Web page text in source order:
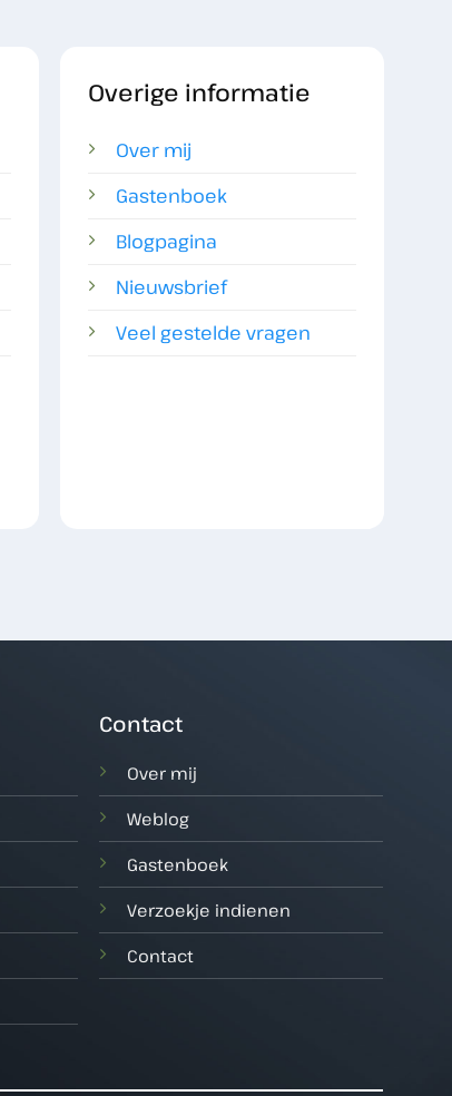
Overige informatie
Over mij
Gastenboek
Blogpagina
Nieuwsbrief
Veel gestelde vragen
Contact
Over mij
Weblog
Gastenboek
Verzoekje indienen
Contact